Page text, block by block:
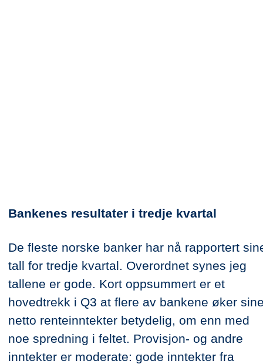
Bankenes resultater i tredje kvartal
De fleste norske banker har nå rapportert
tall for tredje kvartal. Overordnet synes jeg
tallene er gode. Kort oppsummert er et
hovedtrekk i Q3 at flere av bankene øker
netto renteinntekter betydelig, om enn med
noe spredning i feltet. Provisjon- og andre
inntekter er moderate: gode inntekter fra